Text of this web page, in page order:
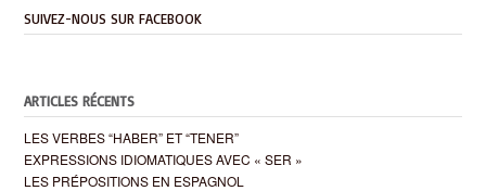
SUIVEZ-NOUS SUR FACEBOOK
ARTICLES RÉCENTS
LES VERBES “HABER” ET “TENER”
EXPRESSIONS IDIOMATIQUES AVEC « SER »
LES PRÉPOSITIONS EN ESPAGNOL